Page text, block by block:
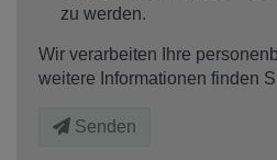
zu werden.
Wir verarbeiten Ihre
weitere Informationen finden
Senden